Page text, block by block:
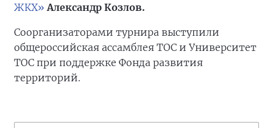
ЖКХ» Александр Козлов.
Соорганизаторами турнира выступили
общероссийская ассамблея ТОС и Университет
ТОС при поддержке Фонда развития
территорий.